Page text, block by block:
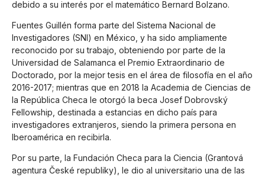
debido a su interés por el matemático Bernard Bolzano.
Fuentes Guillén forma parte del Sistema Nacional de
Investigadores (SNI) en México, y ha sido ampliamente
reconocido por su trabajo, obteniendo por parte de la
Universidad de Salamanca el Premio Extraordinario de
Doctorado, por la mejor tesis en el área de filosofía en el año
2016-2017; mientras que en 2018 la Academia de Ciencias de
la República Checa le otorgó la beca Josef Dobrovský
Fellowship, destinada a estancias en dicho país para
investigadores extranjeros, siendo la primera persona en
Iberoamérica en recibirla.
Por su parte, la Fundación Checa para la Ciencia (Grantová
agentura České republiky), le dio al universitario una de las